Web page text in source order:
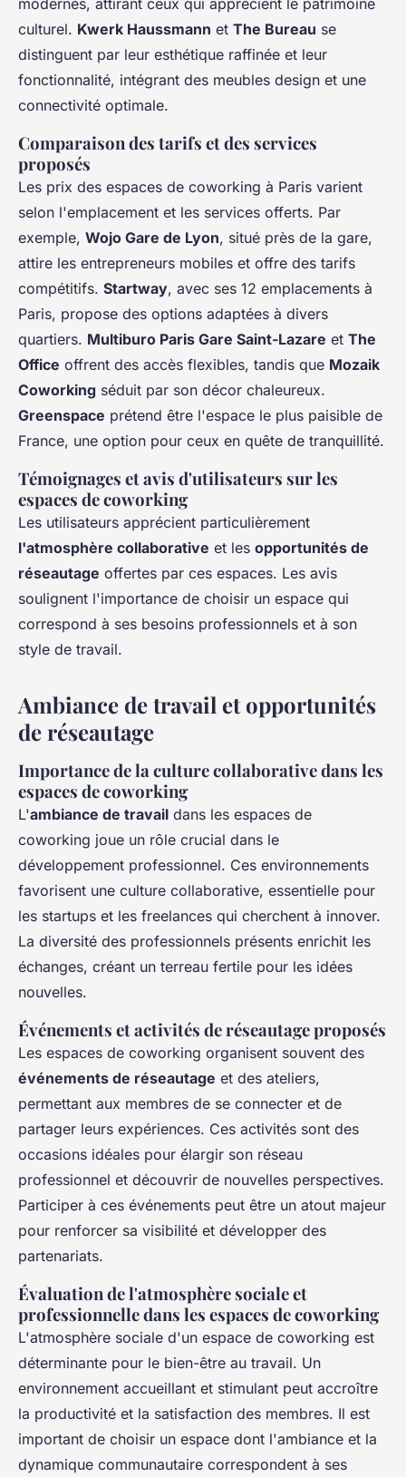
modernes, attirant ceux qui apprécient le patrimoine
culturel. Kwerk Haussmann et The Bureau se
distinguent par leur esthétique raffinée et leur
fonctionnalité, intégrant des meubles design et une
connectivité optimale.
Comparaison des tarifs et des services
proposés
Les prix des espaces de coworking à Paris varient
selon l'emplacement et les services offerts. Par
exemple, Wojo Gare de Lyon, situé près de la gare,
attire les entrepreneurs mobiles et offre des tarifs
compétitifs. Startway, avec ses 12 emplacements à
Paris, propose des options adaptées à divers
quartiers. Multiburo Paris Gare Saint-Lazare et The
Office offrent des accès flexibles, tandis que Mozaik
Coworking séduit par son décor chaleureux.
Greenspace prétend être l'espace le plus paisible de
France, une option pour ceux en quête de tranquillité.
Témoignages et avis d'utilisateurs sur les
espaces de coworking
Les utilisateurs apprécient particulièrement
l'atmosphère collaborative et les opportunités de
réseautage offertes par ces espaces. Les avis
soulignent l'importance de choisir un espace qui
correspond à ses besoins professionnels et à son
style de travail.
Ambiance de travail et opportunités
de réseautage
Importance de la culture collaborative dans les
espaces de coworking
L'ambiance de travail dans les espaces de
coworking joue un rôle crucial dans le
développement professionnel. Ces environnements
favorisent une culture collaborative, essentielle pour
les startups et les freelances qui cherchent à innover.
La diversité des professionnels présents enrichit les
échanges, créant un terreau fertile pour les idées
nouvelles.
Événements et activités de réseautage proposés
Les espaces de coworking organisent souvent des
événements de réseautage et des ateliers,
permettant aux membres de se connecter et de
partager leurs expériences. Ces activités sont des
occasions idéales pour élargir son réseau
professionnel et découvrir de nouvelles perspectives.
Participer à ces événements peut être un atout majeur
pour renforcer sa visibilité et développer des
partenariats.
Évaluation de l'atmosphère sociale et
professionnelle dans les espaces de coworking
L'atmosphère sociale d'un espace de coworking est
déterminante pour le bien-être au travail. Un
environnement accueillant et stimulant peut accroître
la productivité et la satisfaction des membres. Il est
important de choisir un espace dont l'ambiance et la
dynamique communautaire correspondent à ses